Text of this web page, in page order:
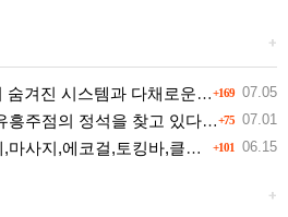
+
+169 07.05
스템과 다채로운 인력 풀의 진실
+75 07.01
점의 정석을 찾고 있다면 여기
+101 06.15
토킹바,클럽) 유흥별 가격 및 후기공유
+